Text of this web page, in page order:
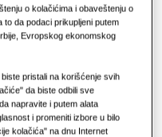
4.5KW
o kolačićima i obaveštenju o
to da podaci prikupljeni putem
Evropskog ekonomskog
pristali na korišćenje svih
da biste odbili sve
napravite i putem alata
i promeniti izbore u bilo
kolačića" na dnu Internet